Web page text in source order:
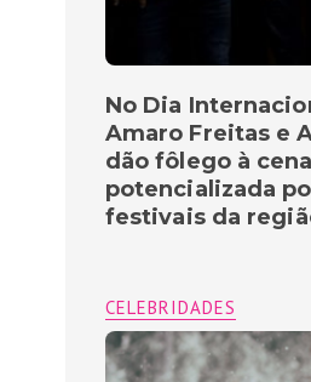
No Dia
Amaro Freitas e
dão fôlego à
potencializada
festivais da
CELEBRIDADES